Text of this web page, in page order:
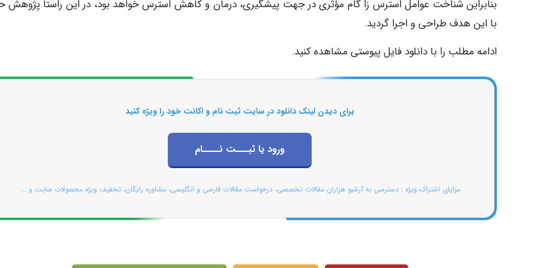
بنابراین شناخت عوامل استرس زا گام مؤثری در جهت پیشگیری، درمان و کاهش استرس خواهد بود، در این راستا پژوهش
با این هدف طراحی و اجرا گردید.
ادامه مطلب را با دانلود فایل پیوستی مشاهده کنید.
برای دیدن لینک دانلود در سایت ثبت نام و اکانت خود را ویژه کنید
ورود یا ثبـــت نــــام
مزایای اشتراک ویژه : دسترسی به آرشیو هزاران مقالات تخصصی، درخواست مقالات فارسی و انگلیسی، مشاوره رایگان، تخفیف ویژه محصولات سایت و ...